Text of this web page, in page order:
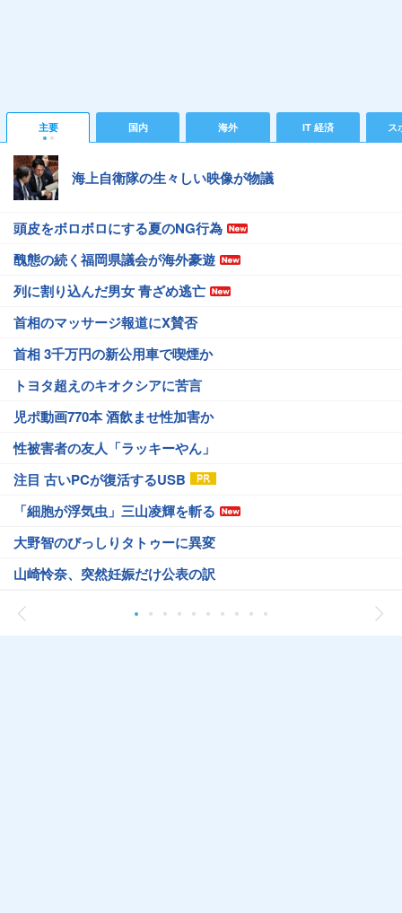
主要 国内 海外 IT 経済 ス
海上自衛隊の生々しい映像が物議
頭皮をボロボロにする夏のNG行為
醜態の続く福岡県議会が海外豪遊
列に割り込んだ男女 青ざめ逃亡
首相のマッサージ報道にX賛否
首相 3千万円の新公用車で喫煙か
トヨタ超えのキオクシアに苦言
児ポ動画770本 酒飲ませ性加害か
性被害者の友人「ラッキーやん」
注目 古いPCが復活するUSB
「細胞が浮気虫」三山凌輝を斬る
大野智のびっしりタトゥーに異変
山崎怜奈、突然妊娠だけ公表の訳